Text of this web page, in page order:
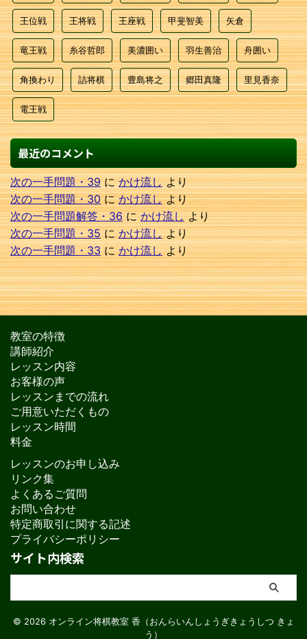
王位戦 王将戦 王座戦 甲斐智美 矢倉
竜王戦 糸谷哲郎 美濃囲い 羽生善治 舟囲い
角換わり 詰将棋 豊島将之 郷田真隆 里見香奈
電王戦
最近のコメント
次の一手問題・39にかけ流しより
次の一手問題・30にかけ流しより
次の一手問題解答・36にかけ流しより
次の一手問題・35にかけ流しより
次の一手問題・33にかけ流しより
教室の特徴
講師紹介
レッスン内容
お客様の声
レッスンまでの流れ
ご用意いただくもの
レッスン時間
料金
レッスンのお申し込み
リンク集
よくあるご質問
お問い合わせ
特定商取引に関する記述
プライバシーポリシー
サイト内検索
© 2026 オンライン将棋教室 香（おんらいんしょうぎきょうしつ きょ
う）